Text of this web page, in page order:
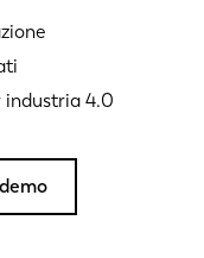
industria 4.0